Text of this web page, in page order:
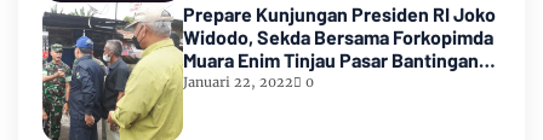
Prepare Kunjungan Presiden RI Joko
Widodo, Sekda Bersama Forkopimda
Muara Enim Tinjau Pasar Bantingan
Tanjung Enim
Januari 22, 2022 0